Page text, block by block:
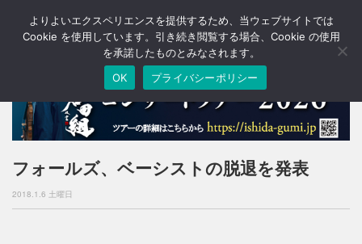
T
o
a
v
t
フォールズ、ベーシストの脱退を発表
2018.1.6 土曜日
よりよいエクスペリエンスを提供するため、当ウェブサイトでは
Cookie を使用しています。引き続き閲覧する場合、Cookie の使用
を承諾したものとみなされます。
OK
プライバシーポリシー